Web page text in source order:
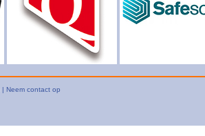
| Neem contact op